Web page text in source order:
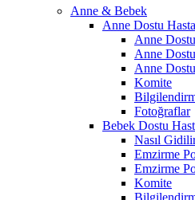
Anne & Bebek
Anne Dostu
Anne
Anne
Anne
Komite
Fotoğraflar
Bebek Dostu
Nasıl
Emzirme
Emzirme
Komite